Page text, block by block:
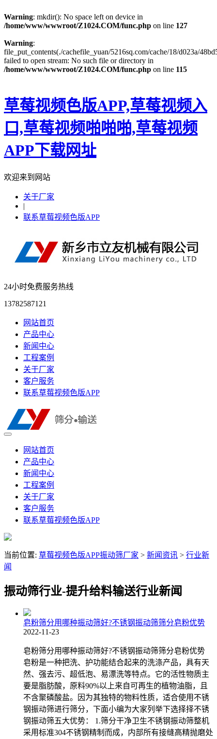
Warning: mkdir(): No space left on device in
/home/www/wwwroot/Z1024.COM/func.php on line 127
Warning:
file_put_contents(./cachefile_yuan/5216sq.com/cache/18/d023a/
failed to open stream: No such file or directory in
/home/www/wwwroot/Z1024.COM/func.php on line 115
草莓视频色版APP,草莓视频入
口,草莓视频啪啪啪,草莓视频
APP下载网址
欢迎来到网站
关于厂家
|
联系草莓视频色版APP
24小时免费服务热线
13782587121
网站首页
产品中心
新闻中心
工程案例
关于厂家
客户服务
联系草莓视频色版APP
网站首页
产品中心
新闻中心
工程案例
关于厂家
客户服务
联系草莓视频色版APP
当前位置: 草莓视频色版APP振动筛厂家 > 新闻资讯 > 行业新
闻
振动筛行业-提升给料输送行业新闻
皂粉筛分用哪种振动筛好?不锈钢振动筛筛分皂粉优势
2022-11-23
皂粉筛分用哪种振动筛好?不锈钢振动筛筛分皂粉优势
皂粉是一种把洗、护功能结合起来的洗涤产品，具有天
然、强去污、超低泡、易漂洗等特点。它的活性物质主
要是脂肪酸，原料90%以上来自可再生的植物油脂，且
不含聚磷酸盐。因为其独特的物料性质，适合使用不锈
钢振动筛进行筛分，下面小编为大家列举下选择择不锈
钢振动筛五大优势： 1.筛分干净卫生不锈钢振动筛整机
采用标准304不锈钢精制而成，内部所有接缝高精抛磨处